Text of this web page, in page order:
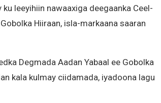
leeyihiin nawaaxiga deegaanka Ceel-
Hiiraan, isla-markaana saaran
Degmada Aadan Yabaal ee Gobolka
kala kulmay ciidamada, iyadoona lagu